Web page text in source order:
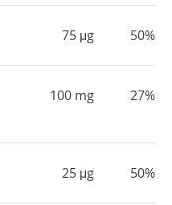
75 μg 50%
100 mg 27%
25 μg 50%